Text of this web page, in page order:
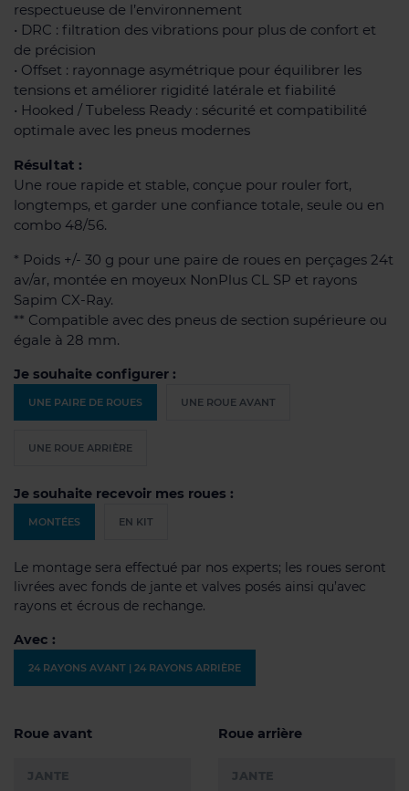
respectueuse de l’environnement
• DRC : filtration des vibrations pour plus de confort et
de précision
• Offset : rayonnage asymétrique pour équilibrer les
tensions et améliorer rigidité latérale et fiabilité
• Hooked / Tubeless Ready : sécurité et compatibilité
optimale avec les pneus modernes
Résultat :
Une roue rapide et stable, conçue pour rouler fort,
longtemps, et garder une confiance totale, seule ou en
combo 48/56.
* Poids +/- 30 g pour une paire de roues en perçages 24t
av/ar, montée en moyeux NonPlus CL SP et rayons
Sapim CX-Ray.
** Compatible avec des pneus de section supérieure ou
égale à 28 mm.
Je souhaite configurer :
UNE PAIRE DE ROUES UNE ROUE AVANT
UNE ROUE ARRIÈRE
Je souhaite recevoir mes roues :
MONTÉES EN KIT
Le montage sera effectué par nos experts; les roues seront
livrées avec fonds de jante et valves posés ainsi qu’avec
rayons et écrous de rechange.
Avec :
24 RAYONS AVANT | 24 RAYONS ARRIÈRE
Roue avant
JANTE
Roue arrière
JANTE